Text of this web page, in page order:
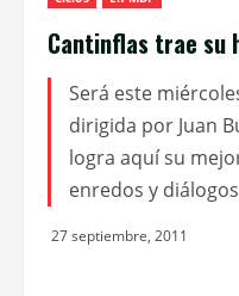
Cantinflas trae su
Será este
dirigida por Juan
logra aquí su
enredos y
27 septiembre, 2011